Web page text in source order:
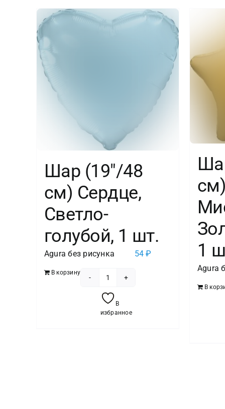
Шар (19″/48
см) Сердце,
Светло-
голубой, 1 шт.
Agura без рисунка 54₽
В корзину
товара
Шар
В
избранное
1
Agura
В